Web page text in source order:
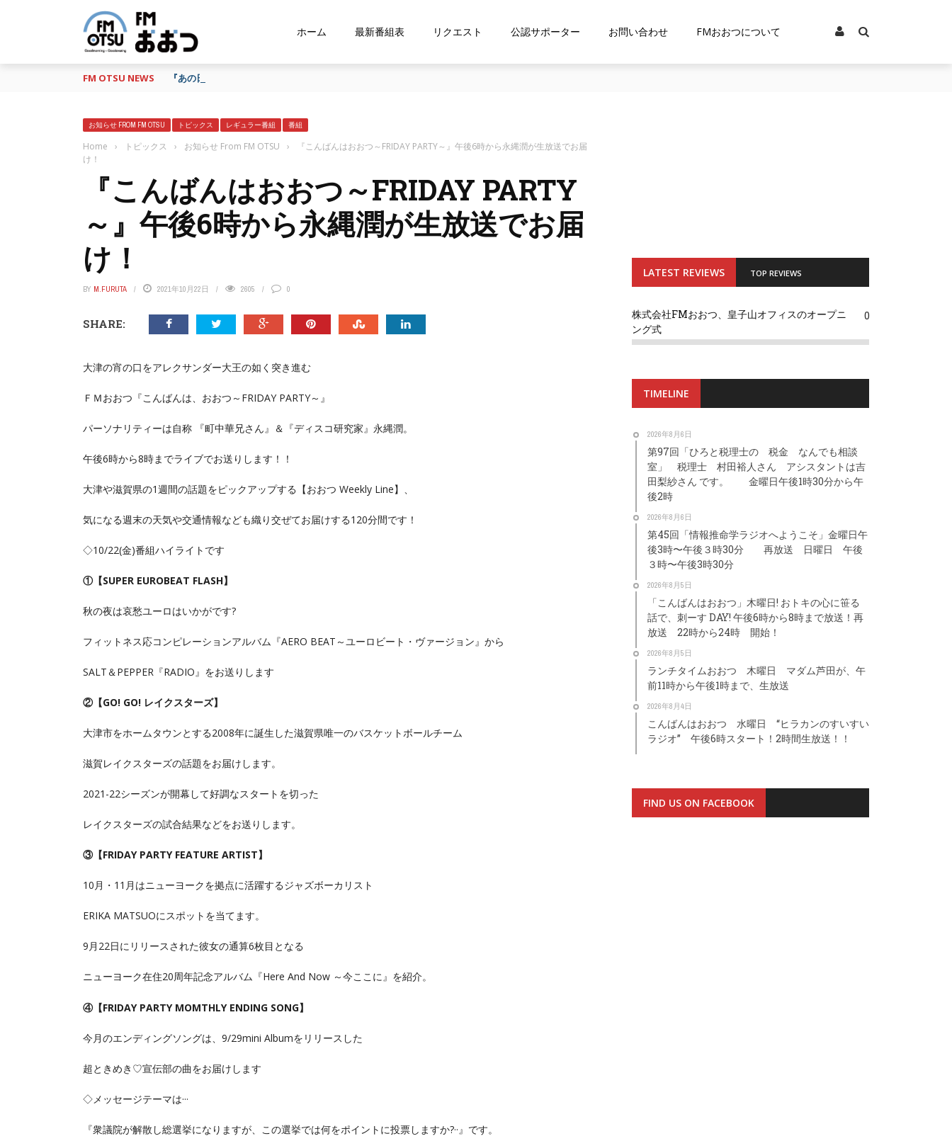
ホーム 最新番組表 リクエスト 公認サポーター お問い合わせ FMおおつについて
FM OTSU NEWS 『あの日の放送、もう一度聴きたいな…』にお応え！FMおおつ ポッドキャスト配信中！
お知らせ FROM FM OTSU トピックス レギュラー番組 番組
Home › トピックス › お知らせ From FM OTSU ›
『こんばんはおおつ～FRIDAY PARTY～』午後6時から永縄潤が生放送でお届
け！
『こんばんはおおつ～FRIDAY PARTY
～』午後6時から永縄潤が生放送でお届
け！
BY M.FURUTA 2021年10月22日 2605 0
SHARE:
大津の宵の口をアレクサンダー大王の如く突き進む
ＦＭおおつ『こんばんは、おおつ～FRIDAY PARTY～』
パーソナリティーは自称 『町中華兄さん』＆『ディスコ研究家』永縄潤。
午後6時から8時までライブでお送りします！！
大津や滋賀県の1週間の話題をピックアップする【おおつ Weekly Line】、
気になる週末の天気や交通情報なども織り交ぜてお届けする120分間です！
◇10/22(金)番組ハイライトです
①【SUPER EUROBEAT FLASH】
秋の夜は哀愁ユーロはいかがです?
フィットネス応コンピレーションアルバム『AERO BEAT～ユーロビート・ヴァージョン』から
SALT＆PEPPER『RADIO』をお送りします
②【GO! GO! レイクスターズ】
大津市をホームタウンとする2008年に誕生した滋賀県唯一のバスケットボールチーム
滋賀レイクスターズの話題をお届けします。
2021-22シーズンが開幕して好調なスタートを切った
レイクスターズの試合結果などをお送りします。
③【FRIDAY PARTY FEATURE ARTIST】
10月・11月はニューヨークを拠点に活躍するジャズボーカリスト
ERIKA MATSUOにスポットを当てます。
9月22日にリリースされた彼女の通算6枚目となる
ニューヨーク在住20周年記念アルバム『Here And Now ～今ここに』を紹介。
④【FRIDAY PARTY MOMTHLY ENDING SONG】
今月のエンディングソングは、9/29mini Albumをリリースした
超ときめき♡宣伝部の曲をお届けします
◇メッセージテーマは···
『衆議院が解散し総選挙になりますが、この選挙では何をポイントに投票しますか?··』です。
LATEST REVIEWS TOP REVIEWS
株式会社FMおおつ、皇子山オフィスのオープニ
ング式
0
TIMELINE
2026年8月6日
第97回「ひろと税理士の 税金 なんでも相談
室」 税理士 村田裕人さん アシスタントは吉
田梨紗さん です。 金曜日午後1時30分から午
後2時
2026年8月6日
第45回「情報推命学ラジオへようこそ」金曜日午
後3時〜午後３時30分 再放送 日曜日 午後
３時〜午後3時30分
2026年8月5日
「こんばんはおおつ」木曜日! おトキの心に笹る
話で、刺ーす DAY! 午後6時から8時まで放送！再
放送 22時から24時 開始！
2026年8月5日
ランチタイムおおつ 木曜日 マダム芦田が、午
前11時から午後1時まで、生放送
2026年8月4日
こんばんはおおつ 水曜日 “ヒラカンのすいすい
ラジオ” 午後6時スタート！2時間生放送！！
FIND US ON FACEBOOK